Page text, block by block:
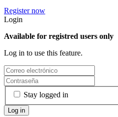
Register now
Login
Available for registred users only
Log in to use this feature.
Stay logged in